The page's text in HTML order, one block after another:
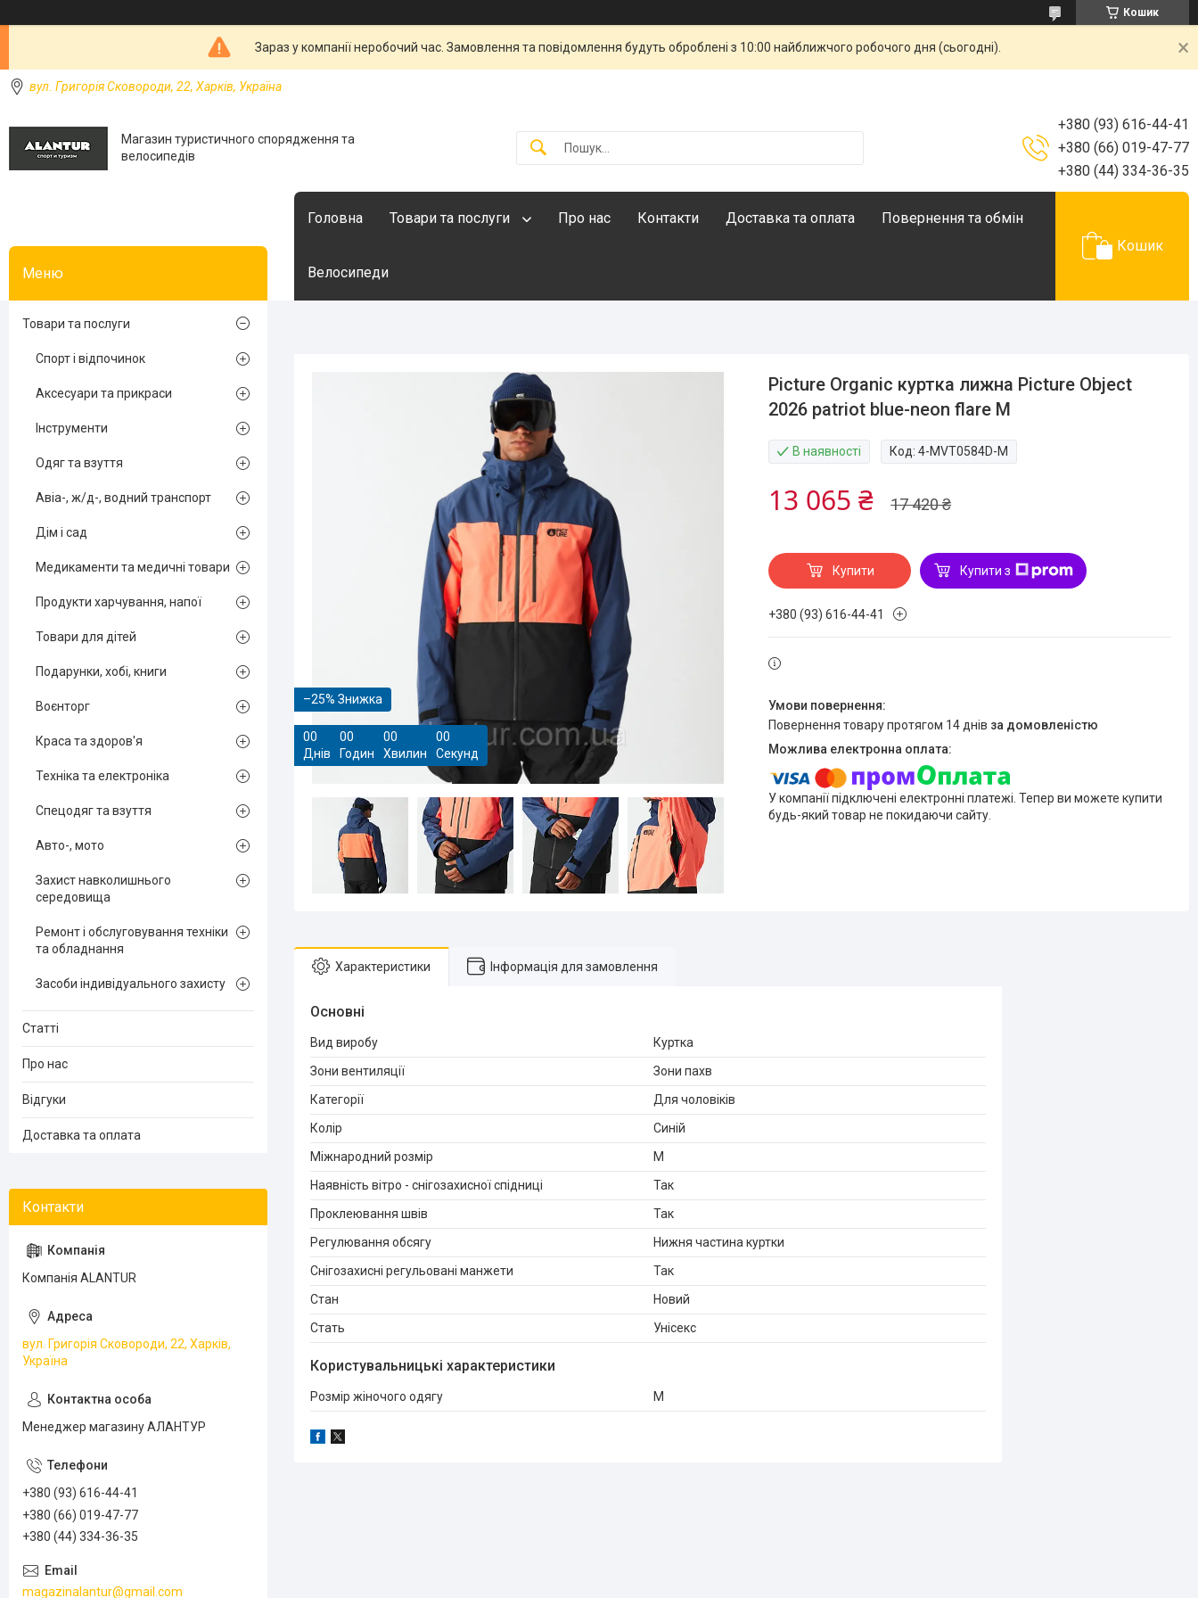
Кошик
Зараз у компанії неробочий час. Замовлення та повідомлення будуть оброблені з 10:00 найближчого робочого дня (сьогодні).
вул. Григорія Сковороди, 22, Харків, Україна
Магазин туристичного спорядження та
велосипедів
+380 (93) 616-44-41
+380 (66) 019-47-77
+380 (44) 334-36-35
Головна Товари та послуги Про нас Контакти Доставка та оплата Повернення та обмін
Велосипеди
Кошик
–25%
00
Днів
00
Годин
00
Хвилин
00
Секунд
Picture Organic куртка лижна Picture Object
2026 patriot blue-neon flare M
В наявності Код:4-MVT0584D-M
17 420 ₴
13 065 ₴
Купити Купити з
+380 (93) 616-44-41
повернення товару протягом 14 днів за домовленістю
У компанії підключені електронні платежі. Тепер ви можете купити
будь-який товар не покидаючи сайту.
Характеристики Інформація для замовлення
Основні
Вид виробу
Куртка
Зони вентиляції
Зони пахв
Категорії
Для чоловіків
Колір
Синій
Міжнародний розмір
M
Наявність вітро - снігозахисної спідниці
Так
Проклеювання швів
Так
Регулювання обсягу
Нижня частина куртки
Снігозахисні регульовані манжети
Так
Стан
Новий
Стать
Унісекс
Користувальницькі характеристики
Розмір жіночого одягу M
Товари та послуги
Спорт і відпочинок
Аксесуари та прикраси
Інструменти
Одяг та взуття
Авіа-, ж/д-, водний транспорт
Дім і сад
Медикаменти та медичні товари
Продукти харчування, напої
Товари для дітей
Подарунки, хобі, книги
Воєнторг
Краса та здоров'я
Техніка та електроніка
Спецодяг та взуття
Авто-, мото
Захист навколишнього
середовища
Ремонт і обслуговування техніки
та обладнання
Засоби індивідуального захисту
Статті
Про нас
Відгуки
Доставка та оплата
Компанія ALANTUR
вул. Григорія Сковороди, 22, Харків,
Україна
Менеджер магазину АЛАНТУР
+380 (93) 616-44-41
+380 (66) 019-47-77
+380 (44) 334-36-35
magazinalantur@gmail.com